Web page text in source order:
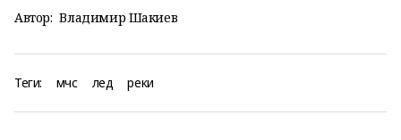
Автор: Владимир Шакиев
Теги: мчс лед реки